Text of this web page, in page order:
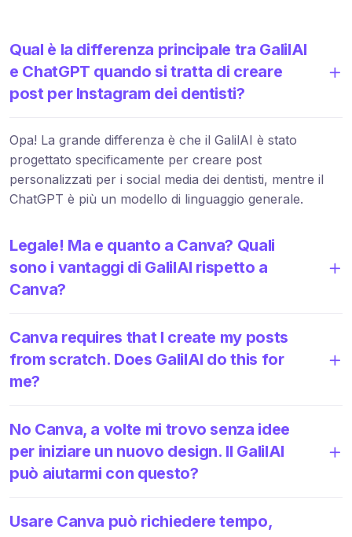
Qual è la differenza principale tra GalilAI
e ChatGPT quando si tratta di creare
post per Instagram dei dentisti?
Opa! La grande differenza è che il GalilAI è stato
progettato specificamente per creare post
personalizzati per i social media dei dentisti, mentre il
ChatGPT è più un modello di linguaggio generale.
Legale! Ma e quanto a Canva? Quali
sono i vantaggi di GalilAI rispetto a
Canva?
Canva requires that I create my posts
from scratch. Does GalilAI do this for
me?
No Canva, a volte mi trovo senza idee
per iniziare un nuovo design. Il GalilAI
può aiutarmi con questo?
Usare Canva può richiedere tempo,